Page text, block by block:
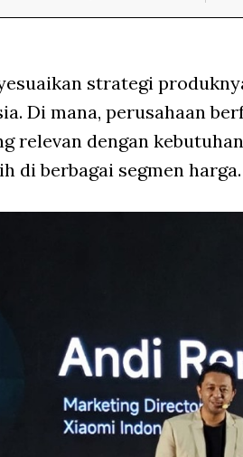
strategi
Di mana, perusahaan
relevan dengan
di berbagai segmen harga.